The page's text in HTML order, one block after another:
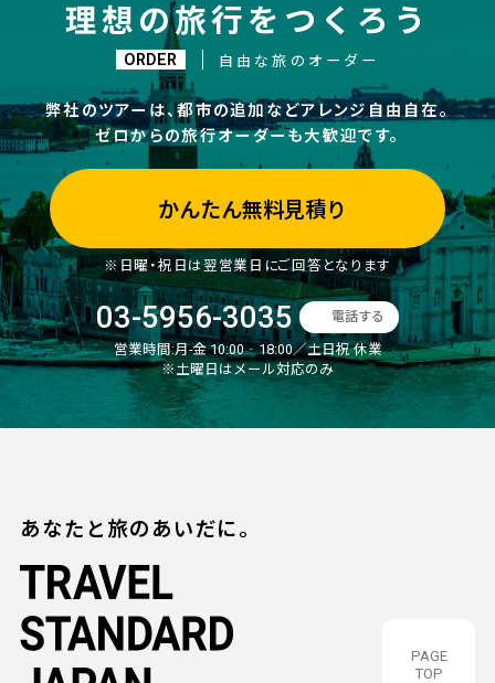
理想の旅行をつくろう
ORDER 自由な旅のオーダー
弊社のツアーは、都市の追加などアレンジ自由自在。
ゼロからの旅行オーダーも大歓迎です。
かんたん無料見積り
※日曜・祝日は翌営業日にご回答となります
03-5956-3035 電話する
営業時間:月-金 10:00‐18:00／土日祝 休業
※土曜日はメール対応のみ
PAGE
TOP
あなたと旅のあいだに。